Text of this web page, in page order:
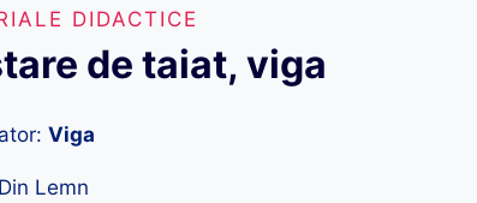
DIDACTICE
de taiat, viga
Viga
Lemn